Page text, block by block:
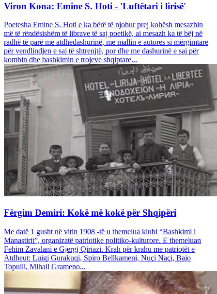
Viron Kona: Emine S. Hoti - 'Luftëtari i lirisë'
Poetesha Emine S. Hoti e ka bërë të njohur prej kohësh mesazhin
më të rëndësishëm të librave të saj poetikë, ai mesazh ka të bëj në
radhë të parë me atdhedashurinë, me mallin e autores si mërgimtare
për vendlindjen e saj të shtrenjtë, por dhe me dashurinë e saj për
kombin dhe bashkimin e trojeve shqiptare...
Fërgim Demiri: Kokë më kokë për Shqipëri
Me datë 1 gusht në vitin 1908 -të u themelua klubi “Bashkimi i
Manastirit”, organizatë patriotike politiko-kulturore. E themeluan
Fehim Zavalani e Gjergj Qiriazi. Krah për krahu me patriotët e
Atdheut: Luigj Gurakuqi, Spiro Bellkameni, Nuçi Naçi, Bajo
Topulli, Mihail Grameno...